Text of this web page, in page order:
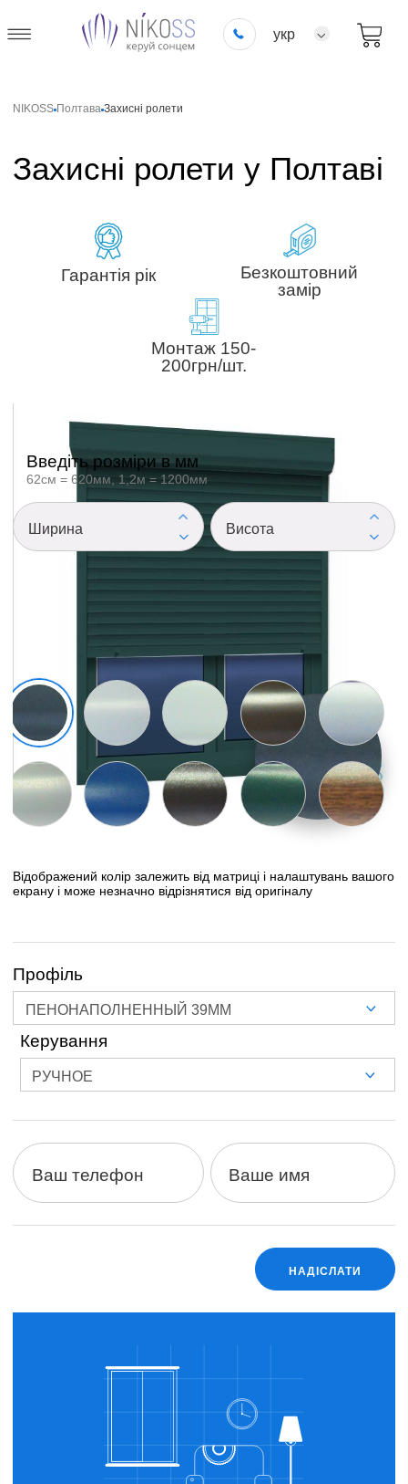
укр
NIKOSS Полтава Захисні ролети
Захисні ролети у Полтаві
Гарантія рік
Безкоштовний
замір
Монтаж 150-
200грн/шт.
Введіть розміри в мм
62см = 620мм, 1,2м = 1200мм
Зразки матеріалів
Зразки матеріалів
Відображений колір залежить від матриці і налаштувань вашого
екрану і може незначно відрізнятися від оригіналу
Профiль
Керування
НАДІСЛАТИ